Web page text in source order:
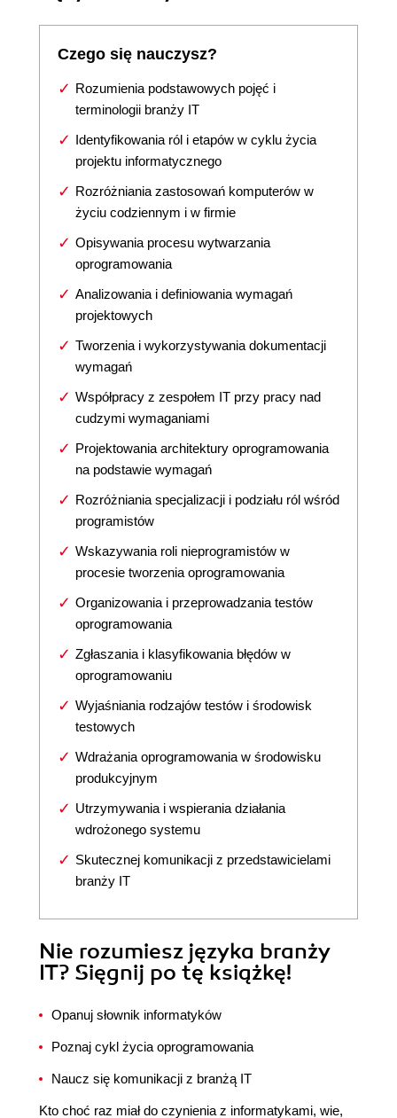
Czego się nauczysz?
Rozumienia podstawowych pojęć i
terminologii branży IT
Identyfikowania ról i etapów w cyklu życia
projektu informatycznego
Rozróżniania zastosowań komputerów w
życiu codziennym i w firmie
Opisywania procesu wytwarzania
oprogramowania
Analizowania i definiowania wymagań
projektowych
Tworzenia i wykorzystywania dokumentacji
wymagań
Współpracy z zespołem IT przy pracy nad
cudzymi wymaganiami
Projektowania architektury oprogramowania
na podstawie wymagań
Rozróżniania specjalizacji i podziału ról wśród
programistów
Wskazywania roli nieprogramistów w
procesie tworzenia oprogramowania
Organizowania i przeprowadzania testów
oprogramowania
Zgłaszania i klasyfikowania błędów w
oprogramowaniu
Wyjaśniania rodzajów testów i środowisk
testowych
Wdrażania oprogramowania w środowisku
produkcyjnym
Utrzymywania i wspierania działania
wdrożonego systemu
Skutecznej komunikacji z przedstawicielami
branży IT
Nie rozumiesz języka branży
IT? Sięgnij po tę książkę!
Opanuj słownik informatyków
Poznaj cykl życia oprogramowania
Naucz się komunikacji z branżą IT
Kto choć raz miał do czynienia z informatykami, wie,